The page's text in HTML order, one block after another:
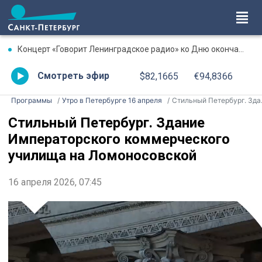
Концерт «Говорит Ленинградское радио» ко Дню окончания Ленинградской битвы. Онлайн-трансляция
Смотреть эфир $82,1665 €94,8366
Программы Утро в Петербурге 16 апреля Стильный Петербург. Здание Императорского коммерческого училища на Ломоносовской
Стильный Петербург. Здание
Императорского коммерческого
училища на Ломоносовской
16 апреля 2026, 07:45